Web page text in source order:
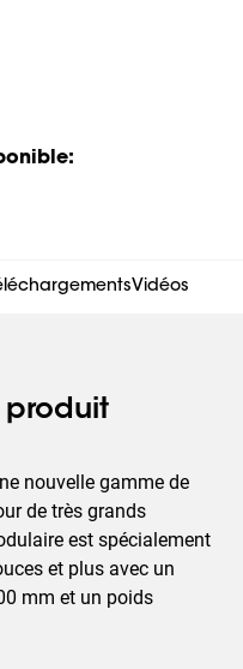
:
Vidéos
produit
nouvelle gamme de
de très grands
est spécialement
et plus avec un
mm et un poids